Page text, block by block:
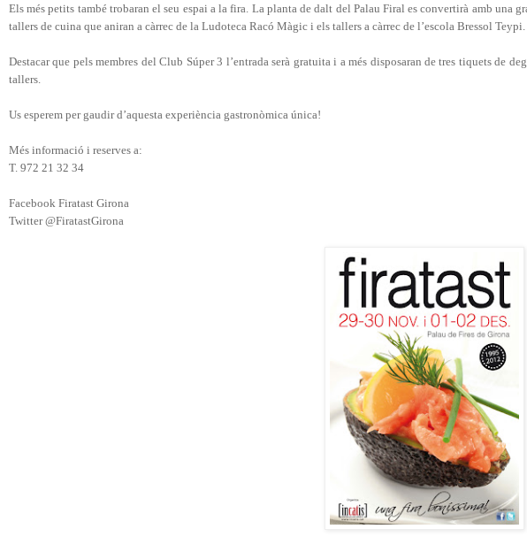
Els més petits també trobaran el seu espai a la fira. La planta de dalt del Palau Firal es convertirà amb una
tallers de cuina que aniran a càrrec de la Ludoteca Racó Màgic i els tallers a càrrec de l’escola Bressol Teypi.
Destacar que pels membres del Club Súper 3 l’entrada serà gratuita i a més disposaran de tres tiquets de
tallers.
Us esperem per gaudir d’aquesta experiència gastronòmica única!
Més informació i reserves a:
T. 972 21 32 34
Facebook Firatast Girona
Twitter @FiratastGirona